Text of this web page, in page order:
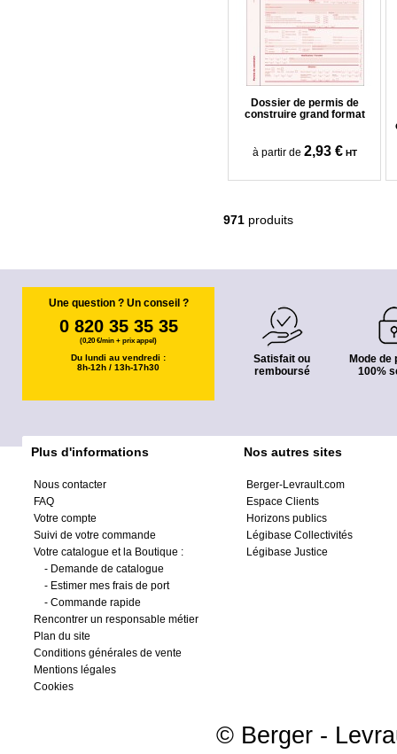
Dossier de permis de
construire grand format
à partir de 2,93 € HT
971 produits
Une question ? Un conseil ?
0 820 35 35 35
(0,20 €/min + prix appel)
Du lundi au vendredi :
8h-12h / 13h-17h30
Satisfait ou
remboursé
Mode de
100%
Plus d'informations
Nous contacter
FAQ
Votre compte
Suivi de votre commande
Votre catalogue et la Boutique :
- Demande de catalogue
- Estimer mes frais de port
- Commande rapide
Rencontrer un responsable métier
Plan du site
Conditions générales de vente
Mentions légales
Cookies
Nos autres sites
Berger-Levrault.com
Espace Clients
Horizons publics
Légibase Collectivités
Légibase Justice
© Berger -